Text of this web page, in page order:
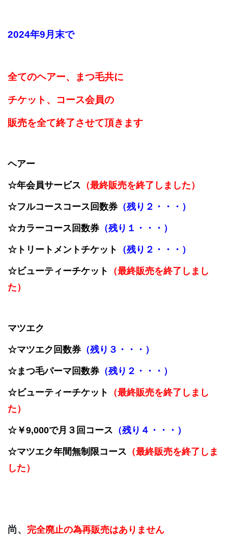
2024年9月末で
全てのヘアー、まつ毛共に
チケット、コース会員の
販売を全て終了させて頂きます
ヘアー
☆年会員サービス （最終販売を終了しました）
☆フルコースコース回数券（残り２・・・）
☆カラーコース回数券（残り１・・・）
☆トリートメントチケット （残り２・・・）
☆ビューティーチケット
（最終販売を終了しまし
た）
マツエク
☆マツエク回数券（残り３・・・）
☆まつ毛パーマ回数券（残り２・・・）
☆ビューティーチケット
（最終販売を終了しまし
た）
☆￥9,000で月３回コース （残り４・・・）
☆マツエク年間無制限コース （最終販売を終了しま
した）
尚、 完全廃止の為再販売はありません